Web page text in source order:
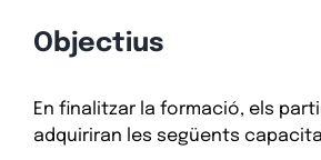
Objectius
En finalitzar la formació, els
adquiriran les següents